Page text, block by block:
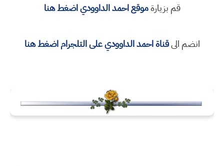
قم بزيارةموقع احمد الداوودي اضغط هنا
انضم الىقناةاحمد الداووديعلى التلجرام اضغط هنا